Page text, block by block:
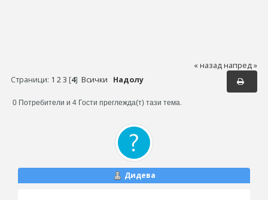
« назад напред »
Страници: 1 2 3 [4] Всички Надолу
0 Потребители и 4 Гости преглежда(т) тази тема.
Дидева